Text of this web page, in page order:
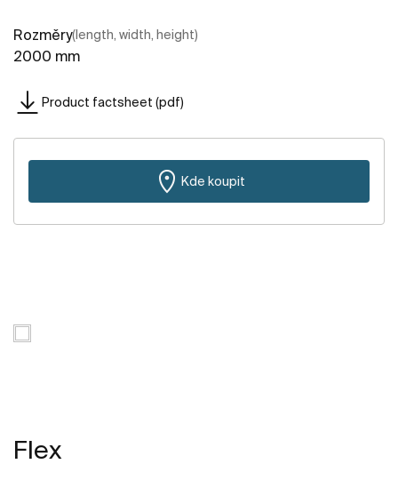
Rozměry(length, width, height)
2000 mm
Product factsheet (pdf)
Kde koupit
Flex